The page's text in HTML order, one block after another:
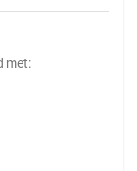
met: